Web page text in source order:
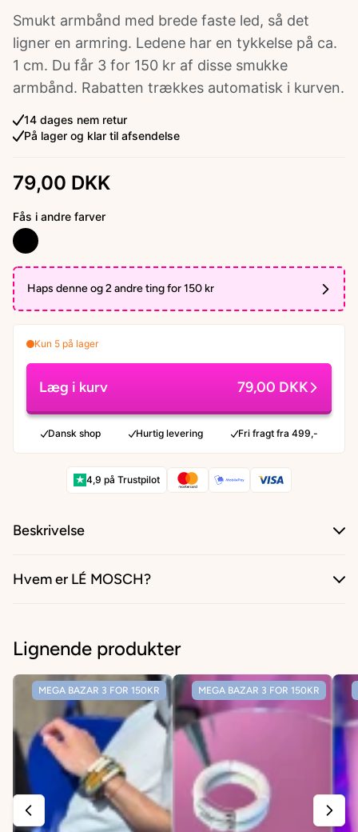
Smukt armbånd med brede faste led, så det
ligner en armring. Ledene har en tykkelse på ca.
1 cm. Du får 3 for 150 kr af disse smukke
armbånd. Rabatten trækkes automatisk i kurven.
14 dages nem retur
På lager og klar til afsendelse
79,00 DKK
Fås i andre farver
Haps denne og 2 andre ting for 150 kr
Kun 5 på lager
Læg i kurv 79,00 DKK
Dansk shop Hurtig levering Fri fragt fra 499,-
★ 4,9 på Trustpilot
Beskrivelse
Hvem er LÉ MOSCH?
Lignende produkter
MEGA BAZAR 3 FOR 150KR MEGA BAZAR 3 FOR 150KR